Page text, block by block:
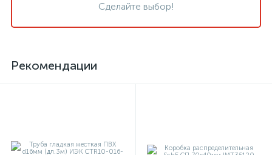
Сделайте выбор!
Рекомендации